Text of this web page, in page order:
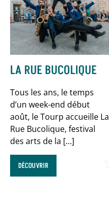
LA RUE BUCOLIQUE
Tous les ans, le temps
d’un week-end début
août, le Tourp accueille La
Rue Bucolique, festival
des arts de la […]
DÉCOUVRIR